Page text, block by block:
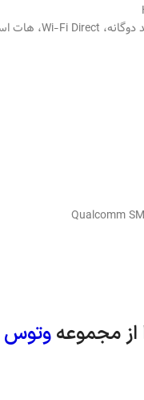
از مجموعهوتوس